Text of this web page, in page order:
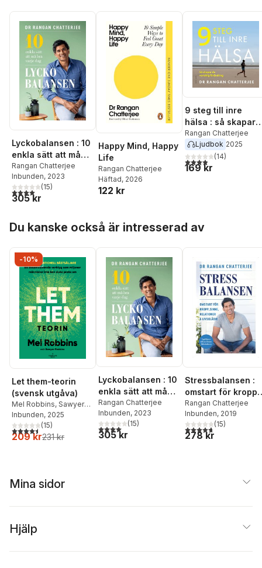
Lyckobalansen : 10
enkla sätt att må
bra varje dag
Rangan Chatterjee
Inbunden, 2023
4,0utav 5 stjärnor. Totalt antal röster:
(15)
305 kr
Happy Mind, Happy
Life
Rangan Chatterjee
Häftad, 2026
122 kr
9 steg till inre
hälsa : så skapar
du varaktig
förändring
Rangan Chatterjee
Ljudbok 2025
3,9utav 5 stjärnor.
(14)
169 kr
Du kanske också är intresserad av
-10%
Let them-teorin
(svensk utgåva)
Mel Robbins, Sawyer
Robbins
Inbunden, 2025
4,5utav 5 stjärnor. Totalt antal röster:
(15)
209 kr231 kr
Lyckobalansen : 10
enkla sätt att må
bra varje dag
Rangan Chatterjee
Inbunden, 2023
4,0utav 5 stjärnor. Totalt antal röster:
(15)
305 kr
Stressbalansen :
omstart för kropp,
sinne, relationer &
livsglädje
Rangan Chatterjee
Inbunden, 2019
4,7utav 5 stjärnor.
(15)
278 kr
Mina sidor
Hjälp